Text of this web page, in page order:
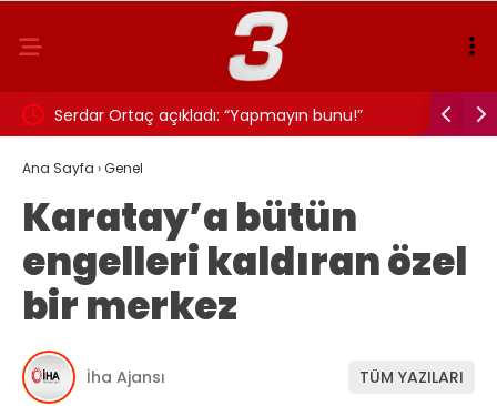
Serdar Ortaç açıkladı: “Yapmayın bunu!”
Ana Sayfa ›Genel
Karatay’a bütün
engelleri kaldıran özel
bir merkez
İha Ajansı TÜM YAZILARI